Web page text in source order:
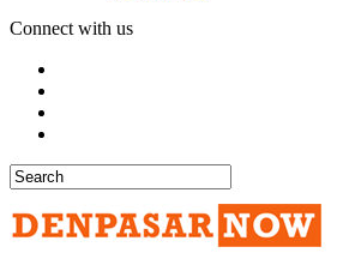
Connect with us